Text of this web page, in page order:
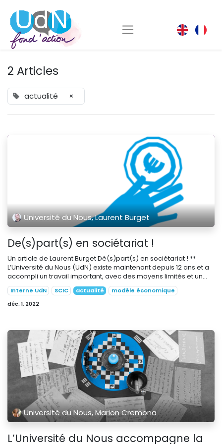
2 Articles
actualité ×
Université du Nous, Laurent Burget
De(s)part(s) en sociétariat !
Un article de Laurent Burget Dé(s)part(s) en sociétariat ! **
L’Université du Nous (UdN) existe maintenant depuis 12 ans et a
accompli un travail important, avec des moyens limités et un...
Interne UdN SCIC actualité modèle économique
déc. 1, 2022
Université du Nous, Marion Cremona
L’Université du Nous accompagne la